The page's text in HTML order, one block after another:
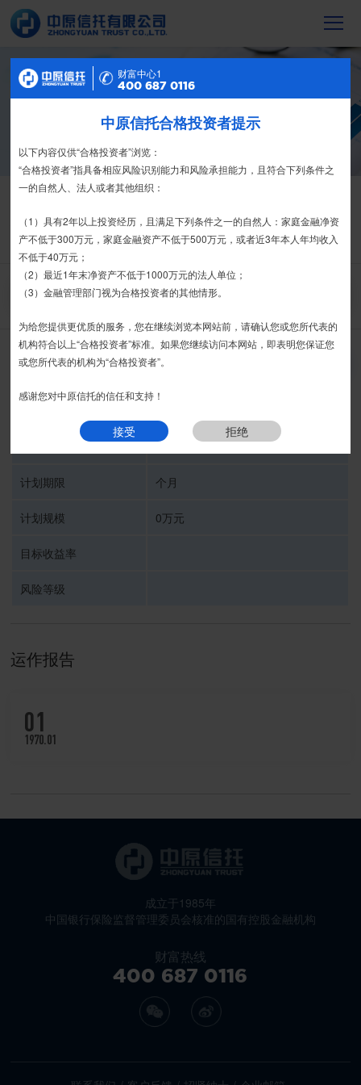
信托产品
产16088亿元，按时足额交付到期信托财
信托产品
热销产品
栏目首页 热销产品 运营产品 净值产品 信息披露
精英理财俱乐部
家族信托 财富网点 客户反馈 征信异议申请
推介期
信托计划名称
计划期限 个月
计划规模 0万元
目标收益率
风险等级
运作报告
01
1970.01
成立于1985年
中国银行保险监督管理委员会核准的国有控股金融机构
财富热线
400 687 0116
财富中心2
400 687 0116
特别提示
尊敬的投资者：
合格投资者认证、风险测评、录音录像及电子合同签署应由投资者本人
亲自操作完成，不得由他人代办。
我司信托产品账户均以我司名义开立，所有认购信托产品的资金应根据
信托合同约定转入我司信托产品的银行专用账户。投资者认购我司信托产品
时，请注意不要向任何非我司账户转账、支付现金。
如有疑问，请联系您的专属客户经理或咨询我司客服电话400-
接受 拒绝
财富中心1
400 687 0116
中原信托合格投资者提示
以下内容仅供“合格投资者”浏览：
“合格投资者”指具备相应风险识别能力和风险承担能力，且符合下列条件之
一的自然人、法人或者其他组织：
（1）具有2年以上投资经历，且满足下列条件之一的自然人：家庭金融净资
产不低于300万元，家庭金融资产不低于500万元，或者近3年本人年均收入
不低于40万元；
（2）最近1年末净资产不低于1000万元的法人单位；
（3）金融管理部门视为合格投资者的其他情形。
为给您提供更优质的服务，您在继续浏览本网站前，请确认您或您所代表的
机构符合以上“合格投资者”标准。如果您继续访问本网站，即表明您保证您
或您所代表的机构为“合格投资者”。
感谢您对中原信托的信任和支持！
接受 拒绝